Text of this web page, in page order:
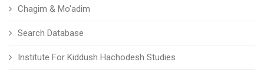
Chagim & Mo'adim
Search Database
Institute For Kiddush Hachodesh Studies